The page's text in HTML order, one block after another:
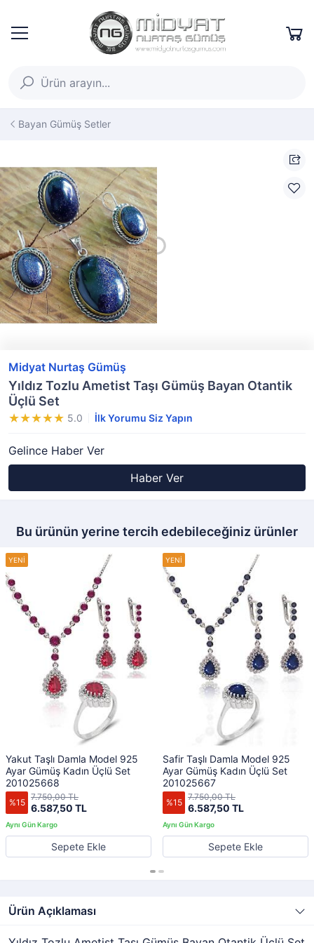
Bayan Gümüş Setler
Midyat Nurtaş Gümüş
Yıldız Tozlu Ametist Taşı Gümüş Bayan Otantik
Üçlü Set
5.0 İlk Yorumu Siz Yapın
Gelince Haber Ver
Haber Ver
Bu ürünün yerine tercih edebileceğiniz ürünler
Yakut Taşlı Damla Model 925
Ayar Gümüş Kadın Üçlü Set
201025668
%15 6.587,50 TL
7.750,00 TL
Sepete Ekle
Safir Taşlı Damla Model 925
Ayar Gümüş Kadın Üçlü Set
201025667
%15 6.587,50 TL
7.750,00 TL
Sepete Ekle
Ürün Açıklaması